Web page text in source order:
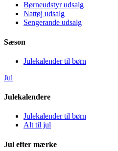
Børneudstyr udsalg
Nattøj udsalg
Sengerande udsalg
Sæson
Julekalender til børn
Jul
Julekalendere
Julekalender til børn
Alt til jul
Jul efter mærke